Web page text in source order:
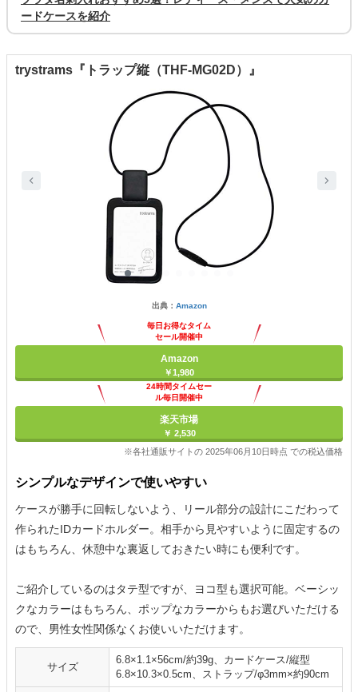
ードケースを紹介
trystrams『トラップ縦（THF-MG02D）』
出典： Amazon
毎日お得なタイム
セール開催中
Amazon
￥1,980
24時間タイムセー
ル毎日開催中
楽天市場
￥ 2,530
※各社通販サイトの 2025年06月10日時点 での税込価格
シンプルなデザインで使いやすい
ケースが勝手に回転しないよう、リール部分の設計にこだわって
作られたIDカードホルダー。相手から見やすいように固定するの
はもちろん、休憩中な裏返しておきたい時にも便利です。
ご紹介しているのはタテ型ですが、ヨコ型も選択可能。ベーシッ
クなカラーはもちろん、ポップなカラーからもお選びいただける
ので、男性女性関係なくお使いいただけます。
サイズ
6.8×1.1×56cm/約39g、カードケース/縦型
6.8×10.3×0.5cm、ストラップ/φ3mm×約90cm